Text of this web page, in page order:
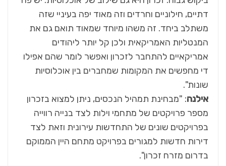
דתיים, חילוניים וחרדים וזה מאוד יפה בעיניי שזה
משתלב ביחד. זה משהו מיוחד שמאוד תואם גם את
המנטליות האמריקאית ולכן קל יותר ליהודים
אמריקאיים להתחבר לזכרון ואפשר לומר שהם אפילו
די מחפשים את המקומות שמחברים בין אוכלוסיות
שונות".
אילנה: "מבחינת תמהיל הנכסים, ניתן למצוא בזכרון
מספר פרויקטים של מתחמי וילות לצד בנייה רווייה
בפרויקטים שונים של התחדשות עירונית וזאת לצד
דירות חדשות למגורים בפרויקט מתחם היין הממוקם
בדרום מזרח זכרון".